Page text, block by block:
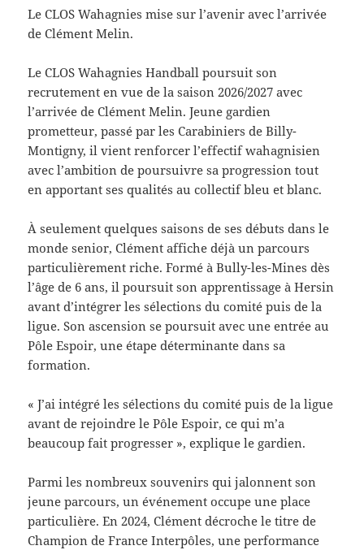
Le CLOS Wahagnies mise sur l’avenir avec l’arrivée
de Clément Melin.
Le CLOS Wahagnies Handball poursuit son
recrutement en vue de la saison 2026/2027 avec
l’arrivée de Clément Melin. Jeune gardien
prometteur, passé par les Carabiniers de Billy-
Montigny, il vient renforcer l’effectif wahagnisien
avec l’ambition de poursuivre sa progression tout
en apportant ses qualités au collectif bleu et blanc.
À seulement quelques saisons de ses débuts dans le
monde senior, Clément affiche déjà un parcours
particulièrement riche. Formé à Bully-les-Mines dès
l’âge de 6 ans, il poursuit son apprentissage à Hersin
avant d’intégrer les sélections du comité puis de la
ligue. Son ascension se poursuit avec une entrée au
Pôle Espoir, une étape déterminante dans sa
formation.
« J’ai intégré les sélections du comité puis de la ligue
avant de rejoindre le Pôle Espoir, ce qui m’a
beaucoup fait progresser », explique le gardien.
Parmi les nombreux souvenirs qui jalonnent son
jeune parcours, un événement occupe une place
particulière. En 2024, Clément décroche le titre de
Champion de France Interpôles, une performance